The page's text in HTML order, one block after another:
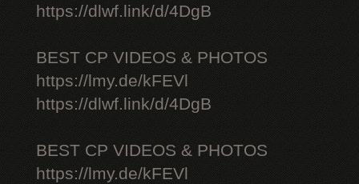
https://dlwf.link/d/4DgB
BEST CP VIDEOS & PHOTOS
https://lmy.de/kFEVl
https://dlwf.link/d/4DgB
BEST CP VIDEOS & PHOTOS
https://lmy.de/kFEVl